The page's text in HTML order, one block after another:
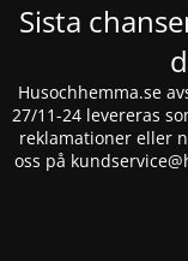
Sista
Husochhemma.se
27/11-24 levereras
reklamationer eller
oss på